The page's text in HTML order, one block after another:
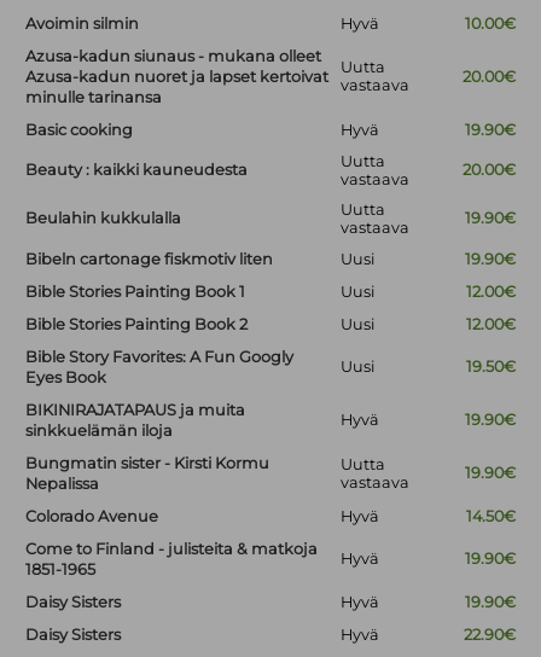
Avoimin silmin Hyvä
10.00€
Azusa-kadun siunaus - mukana olleet
Azusa-kadun nuoret ja lapset kertoivat
minulle tarinansa
Uutta
vastaava
20.00€
Basic cooking Hyvä 19.90€
Beauty : kaikki kauneudesta
Uutta
vastaava
20.00€
Beulahin kukkulalla
Uutta
vastaava
19.90€
Bibeln cartonage fiskmotiv liten Uusi
19.90€
Bible Stories Painting Book 1
Uusi
12.00€
Bible Stories Painting Book 2
Uusi
12.00€
Bible Story Favorites: A Fun Googly
Eyes Book
Uusi 19.50€
BIKINIRAJATAPAUS ja muita
sinkkuelämän iloja
Hyvä 19.90€
Bungmatin sister - Kirsti Kormu
Nepalissa
Uutta
vastaava
19.90€
Colorado Avenue Hyvä
14.50€
Come to Finland - julisteita & matkoja
1851-1965
Hyvä 19.90€
Daisy Sisters Hyvä
19.90€
Daisy Sisters
Hyvä
22.90€